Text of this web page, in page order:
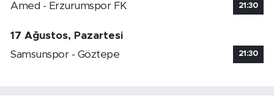
Amed - Erzurumspor FK 21:30
17 Ağustos, Pazartesi
Samsunspor - Göztepe
21:30